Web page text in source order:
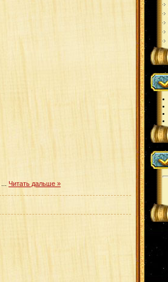
Читать дальше »